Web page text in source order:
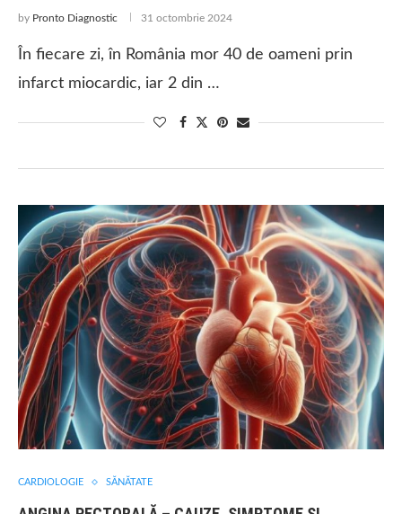
by Pronto Diagnostic 31 octombrie 2024
În fiecare zi, în România mor 40 de oameni prin
infarct miocardic, iar 2 din …
CARDIOLOGIE SĂNĂTATE